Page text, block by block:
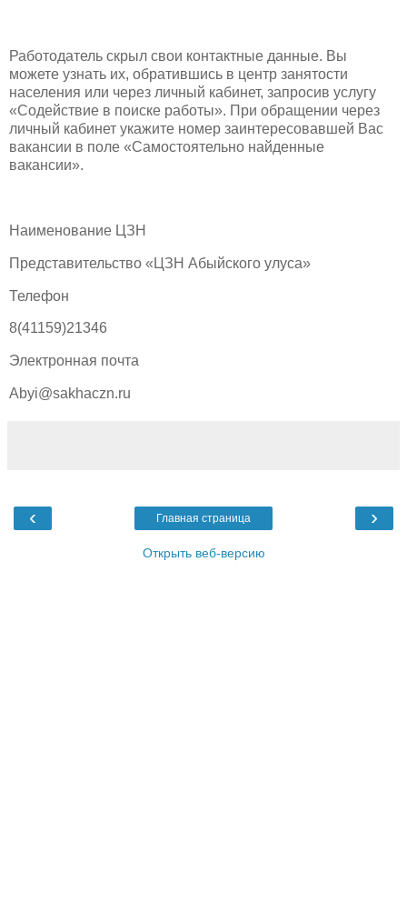
Работодатель скрыл свои контактные данные. Вы
можете узнать их, обратившись в центр занятости
населения или через личный кабинет, запросив услугу
«Содействие в поиске работы». При обращении через
личный кабинет укажите номер заинтересовавшей Вас
вакансии в поле «Самостоятельно найденные
вакансии».
Наименование ЦЗН
Представительство «ЦЗН Абыйского улуса»
Телефон
8(41159)21346
Электронная почта
Abyi@sakhaczn.ru
‹ ›
Главная страница
Открыть веб-версию